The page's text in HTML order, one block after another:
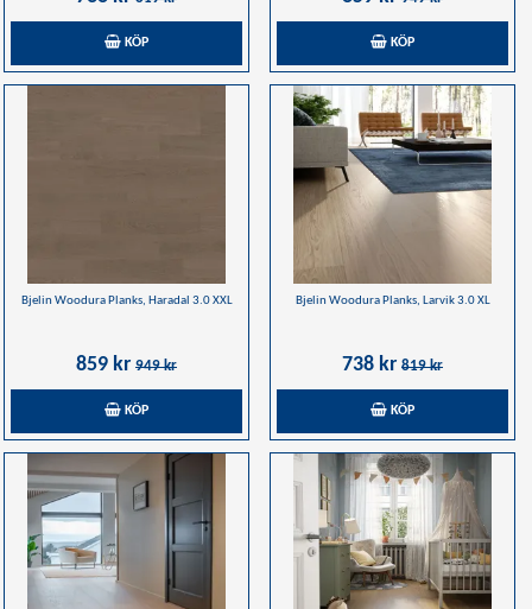
KÖP KÖP
Bjelin Woodura Planks, Haradal 3.0 XXL
859 kr 949 kr
KÖP
Bjelin Woodura Planks, Larvik 3.0 XL
738 kr 819 kr
KÖP